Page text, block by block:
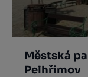
Městská
Pelhřimov